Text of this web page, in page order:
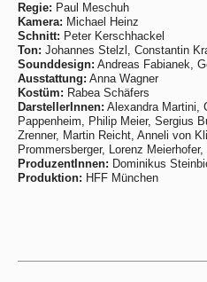
Regie: Paul Meschuh
Kamera: Michael Heinz
Schnitt: Peter Kerschhackel
Ton: Johannes Stelzl, Constantin
Sounddesign: Andreas Fabianek,
Ausstattung: Anna Wagner
Kostüm: Rabea Schäfers
DarstellerInnen: Alexandra Martini,
Pappenheim, Philip Meier, Sergius
Zrenner, Martin Reicht, Anneli von
Prommersberger, Lorenz
ProduzentInnen: Dominikus
Produktion: HFF München